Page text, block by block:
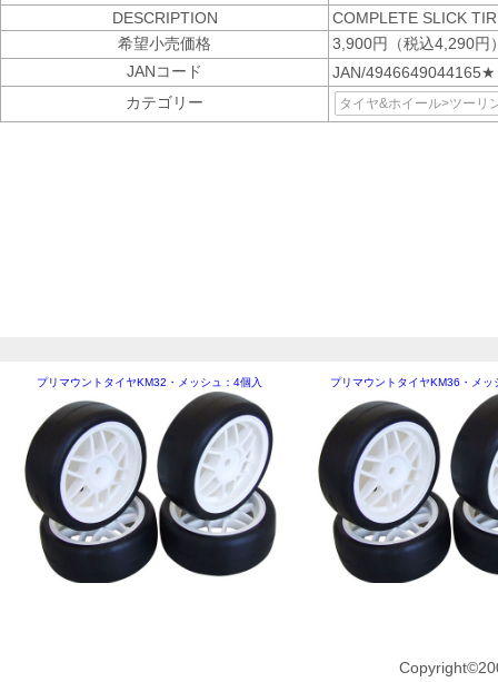
DESCRIPTION
COMPLETE SLICK
希望小売価格
3,900円（税込4,290円
JANコード
JAN/4946649044165★
カテゴリー
タイヤ&ホイール>ツーリ
プリマウントタイヤKM32・メッシュ：4個入 プリマウントタイヤKM36・メッ